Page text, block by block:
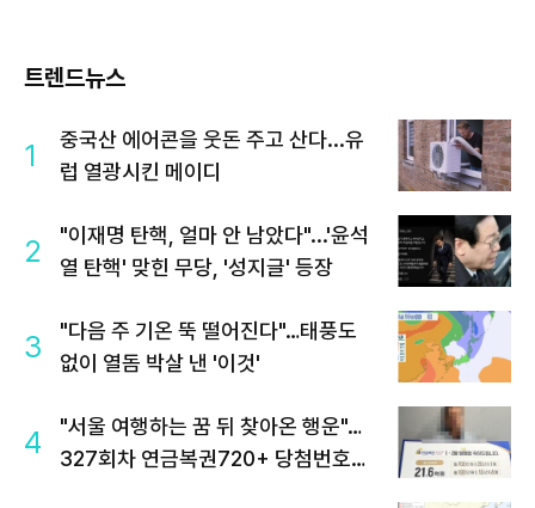
트렌드뉴스
1
중국산 에어콘을 웃돈 주고 산다...유
럽 열광시킨 메이디
2
"이재명 탄핵, 얼마 안 남았다"...'윤석
열 탄핵' 맞힌 무당, '성지글' 등장
3
"다음 주 기온 뚝 떨어진다"…태풍도
없이 열돔 박살 낸 '이것'
4
"서울 여행하는 꿈 뒤 찾아온 행운"…
327회차 연금복권720+ 당첨번호조